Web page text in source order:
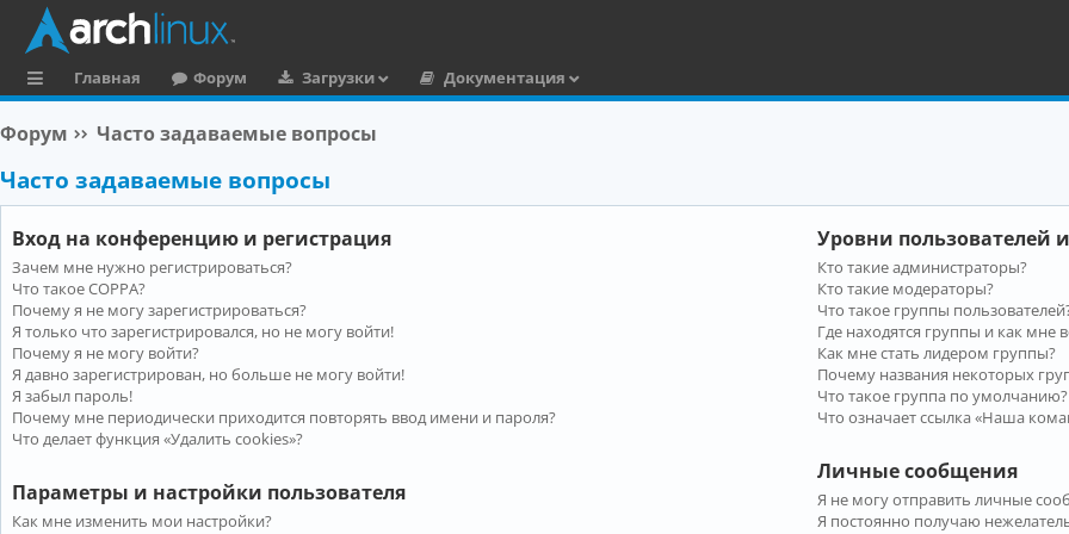
ы
л
Главная Форум Загрузки
Документация
Форум Часто задаваемые вопросы
Часто задаваемые вопросы
Вход на конференцию и регистрация
Зачем мне нужно регистрироваться?
Что такое COPPA?
Почему я не могу зарегистрироваться?
Я только что зарегистрировался, но не могу войти!
Почему я не могу войти?
Я давно зарегистрирован, но больше не могу войти!
Я забыл пароль!
Почему мне периодически приходится повторять ввод имени и пароля?
Что делает функция «Удалить cookies»?
Параметры и настройки пользователя
Как мне изменить мои настройки?
Уровни пользователей
Кто такие администраторы?
Кто такие модераторы?
Что такое группы
Где находятся группы и как мне
Как мне стать лидером группы?
Почему названия некоторых
Что такое группа по умолчанию?
Что означает ссылка «Наша
Личные сообщения
Я не могу отправить личные
Я постоянно получаю